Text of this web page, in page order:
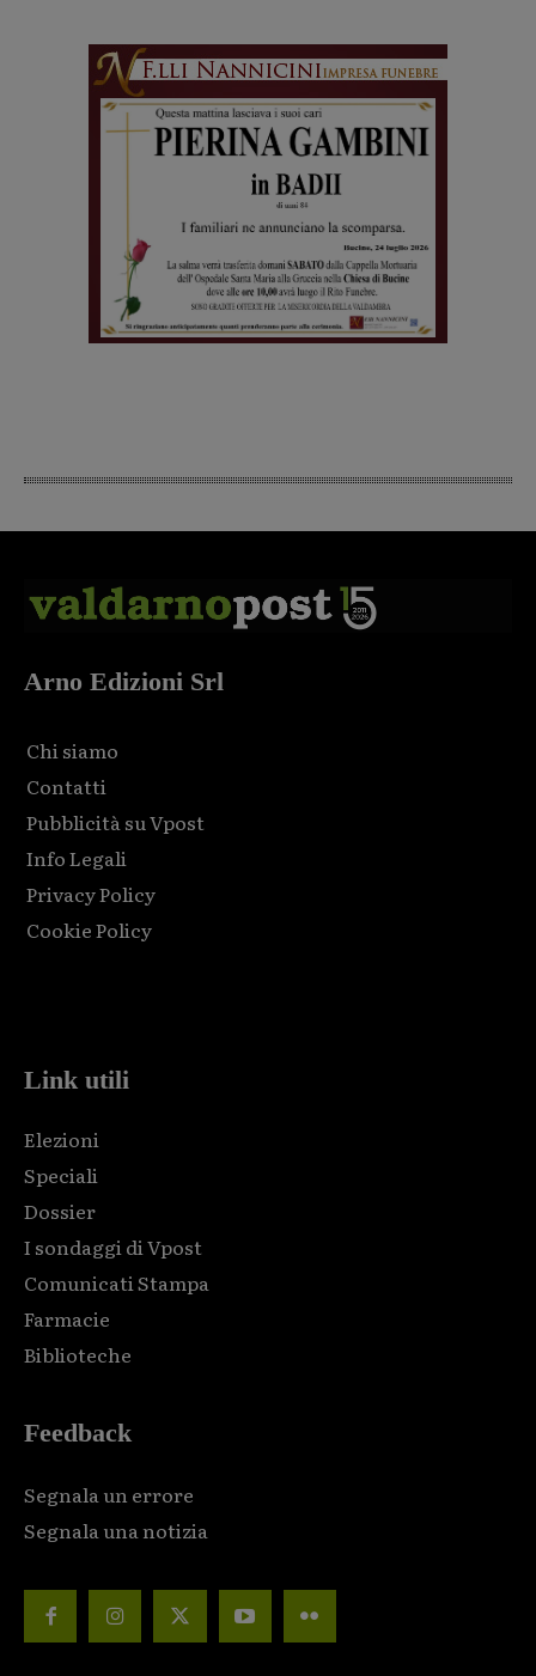
Arno Edizioni Srl
Chi siamo
Contatti
Pubblicità su Vpost
Info Legali
Privacy Policy
Cookie Policy
Link utili
Elezioni
Speciali
Dossier
I sondaggi di Vpost
Comunicati Stampa
Farmacie
Biblioteche
Feedback
Segnala un errore
Segnala una notizia